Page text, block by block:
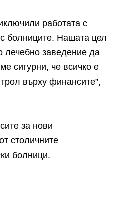
работата с
болниците. Нашата цел
лечебно заведение да
сигурни, че всичко е
върху финансите”,
за нови
столичните
болници.